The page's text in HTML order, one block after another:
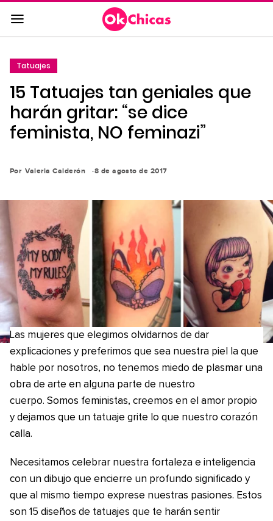
Saltar
al
contenido
la
navegación
principal
Tatuajes
15 Tatuajes tan geniales que
harán gritar: “se dice
feminista, NO feminazi”
Por Valeria Calderón 8 de agosto de 2017
Las mujeres que elegimos olvidarnos de dar
explicaciones y preferimos que sea nuestra piel la que
hable por nosotros, no tenemos miedo de plasmar una
obra de arte en alguna parte de nuestro
cuerpo. Somos feministas, creemos en el amor propio
y dejamos que un tatuaje grite lo que nuestro corazón
calla.
Necesitamos celebrar nuestra fortaleza e inteligencia
con un dibujo que encierre un profundo significado y
que al mismo tiempo exprese nuestras pasiones. Estos
son 15 diseños de tatuajes que te harán sentir